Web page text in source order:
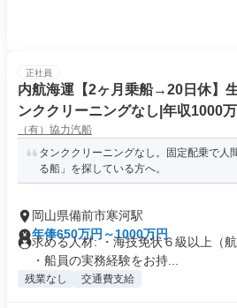
正社員
内航海運【2ヶ月乗船→20日休】
ンククリーニングなし|年収1000
（有）協力汽船
タンククリーニングなし。固定配乗で人
る船」を探している方へ。
岡山県備前市寒河駅
年俸650万円～1000万円
求める人材: ・海技免状６級以上（
・船員の実務経験をお持...
残業なし 交通費支給